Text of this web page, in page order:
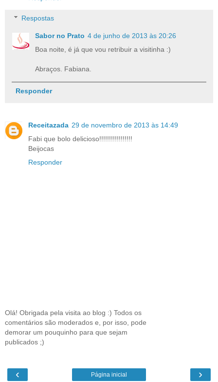
Respostas
Sabor no Prato 4 de junho de 2013 às 20:26
Boa noite, é já que vou retribuir a visitinha :)
Abraços. Fabiana.
Responder
Receitazada 29 de novembro de 2013 às 14:49
Fabi que bolo delicioso!!!!!!!!!!!!!!!!!
Beijocas
Responder
Olá! Obrigada pela visita ao blog :) Todos os
comentários são moderados e, por isso, pode
demorar um pouquinho para que sejam
publicados ;)
‹ ›
Página inicial